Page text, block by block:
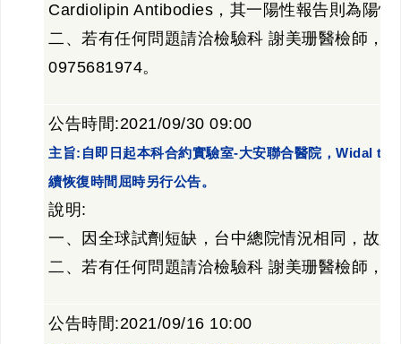
Cardiolipin Antibodies，其一陽性報告則為陽性
二、若有任何問題請洽檢驗科 謝美珊醫檢師，
0975681974。
公告時間:2021/09/30 09:00
主旨:自即日起本科合約實驗室-大安聯合醫院，Widal
續恢復時間屈時另行公告。
說明:
一、因全球試劑短缺，台中總院情況相同，故
二、若有任何問題請洽檢驗科 謝美珊醫檢師，
公告時間:2021/09/16 10:00